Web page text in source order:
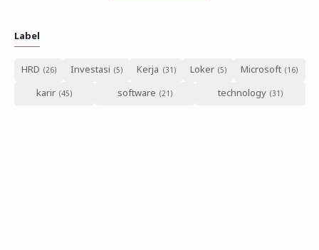
Label
HRD Investasi Kerja Loker
Microsoft
karir
software technology